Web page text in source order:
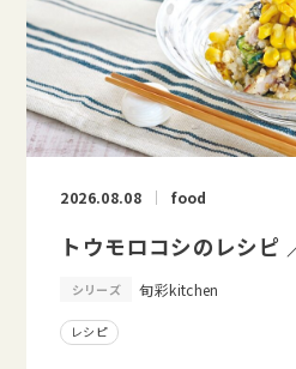
2026.08.08 food
トウモロコシのレシピ
シリーズ 旬彩kitchen
レシピ